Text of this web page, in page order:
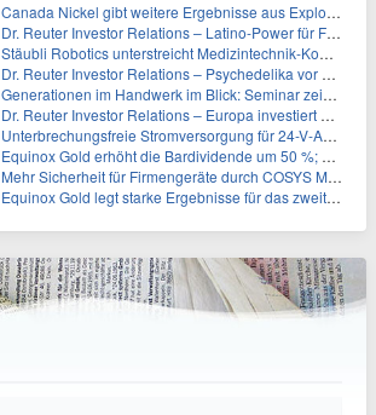
Canada Nickel gibt weitere Ergebnisse aus Explorationsbohrungen sowie die bislang hochgradigsten Abschnitte im Reid-Nickelsulfid-Projekt bekannt
Dr. Reuter Investor Relations – Latino-Power für Frequentis
Stäubli Robotics unterstreicht Medizintechnik-Kompetenz
Dr. Reuter Investor Relations – Psychedelika vor dem Milliarden-Durchbruch: Warum Eli Lillys Deal den Beginn eines neuen Therapiemarktes markieren könnte
Generationen im Handwerk im Blick: Seminar zeigt praxisnahe Strategien zur Führung
Dr. Reuter Investor Relations – Europa investiert Milliarden in Wasserstoff – doch kann es sich leisten, ausschließlich auf Elektrolyseure zu setzen?
Unterbrechungsfreie Stromversorgung für 24-V-Anwendungen
Equinox Gold erhöht die Bardividende um 50 %; kündigt vierteljährliche Bardividende von 0,0225 US-Dollar pro Stammaktie an
Mehr Sicherheit für Firmengeräte durch COSYS MDM
Equinox Gold legt starke Ergebnisse für das zweite Quartal vor